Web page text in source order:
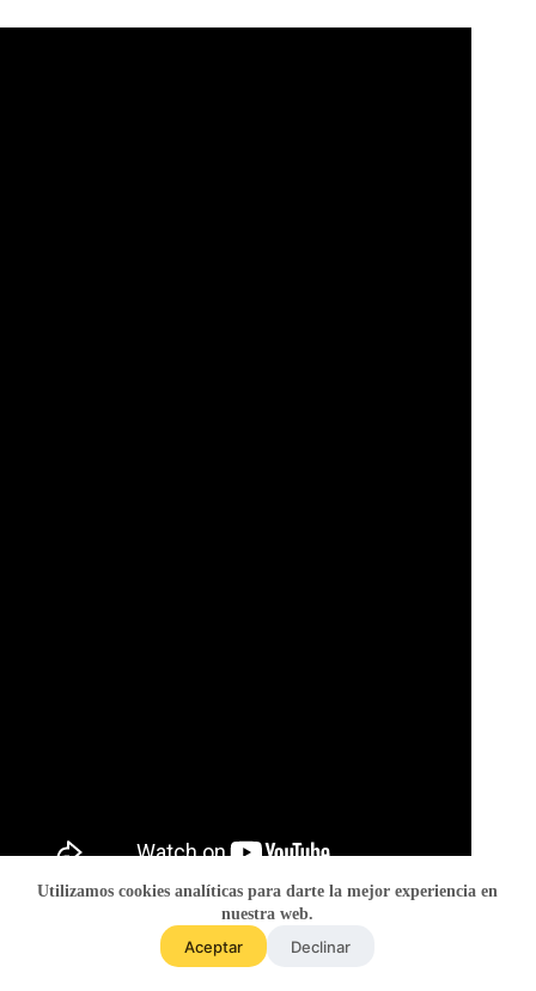
Utilizamos cookies analíticas para darte la mejor experiencia en
nuestra web.
Aceptar Declinar